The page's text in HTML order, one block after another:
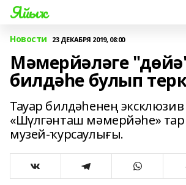
Яйыҡ
Новости 23 ДЕКАБРЯ 2019, 08:00
Мәмерйәләге
билдәһе булып
Тауар билдәһенең
«Шүлгәнташ мәмерйәһе»
музей-ҡурсаулығы.